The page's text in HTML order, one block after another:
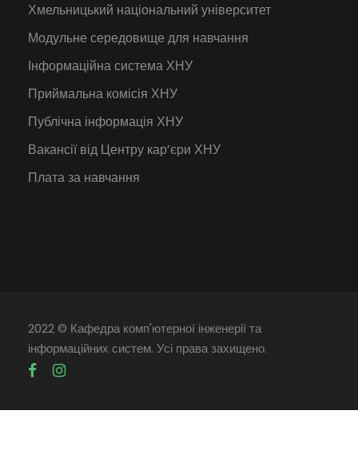
Хмельницький національний університет
Модульне середовище для навчання
Інформаційна система ХНУ
Приймальна комісія ХНУ
Публічна інформація ХНУ
Вакансії від Центру кар’єри ХНУ
Плата за навчання
2022 © Кафедра комп'ютерної інженерії та
інформаційних систем. Усі права захищено.